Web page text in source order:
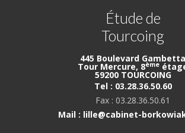
Étude de
Tourcoing
445 Boulevard Gambetta
Tour Mercure, 8ème
59200 TOURCOING
Tel : 03.28.36.50.60
Fax : 03.28.36.50.61
Mail : lille@cabinet-